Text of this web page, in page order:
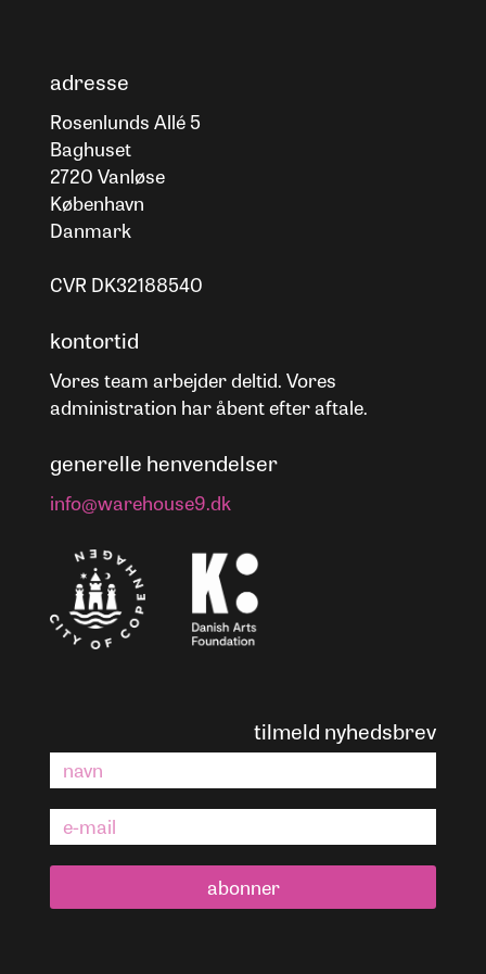
adresse
Rosenlunds Allé 5
Baghuset
2720 Vanløse
København
Danmark
CVR DK32188540
kontortid
Vores team arbejder deltid. Vores
administration har åbent efter aftale.
generelle henvendelser
info@warehouse9.dk
tilmeld nyhedsbrev
abonner